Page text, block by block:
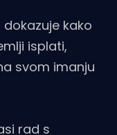
dokazuje kako
isplati,
svom imanju
rad s